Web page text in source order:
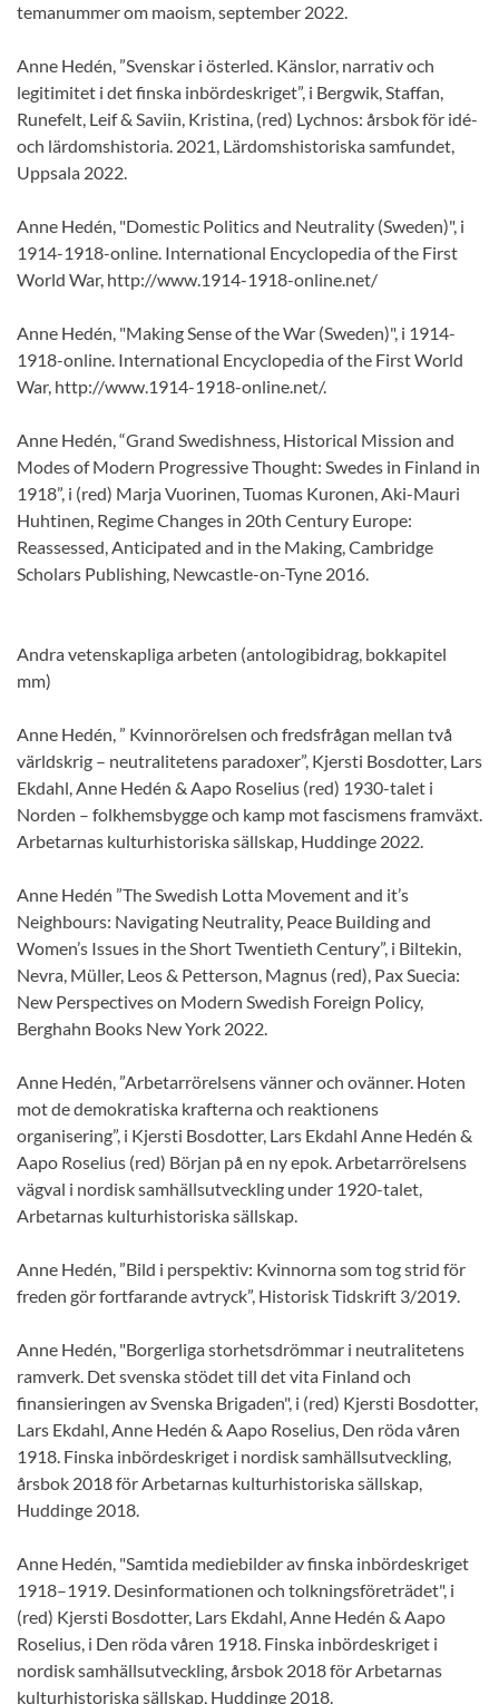
temanummer om maoism, september 2022.
Anne Hedén, ”Svenskar i österled. Känslor, narrativ och
legitimitet i det finska inbördeskriget”, i Bergwik, Staffan,
Runefelt, Leif & Saviin, Kristina, (red) Lychnos: årsbok för idé-
och lärdomshistoria. 2021, Lärdomshistoriska samfundet,
Uppsala 2022.
Anne Hedén, "Domestic Politics and Neutrality (Sweden)", i
1914-1918-online. International Encyclopedia of the First
World War, http://www.1914-1918-online.net/
Anne Hedén, "Making Sense of the War (Sweden)", i 1914-
1918-online. International Encyclopedia of the First World
War, http://www.1914-1918-online.net/.
Anne Hedén, “Grand Swedishness, Historical Mission and
Modes of Modern Progressive Thought: Swedes in Finland in
1918”, i (red) Marja Vuorinen, Tuomas Kuronen, Aki-Mauri
Huhtinen, Regime Changes in 20th Century Europe:
Reassessed, Anticipated and in the Making, Cambridge
Scholars Publishing, Newcastle-on-Tyne 2016.
Andra vetenskapliga arbeten (antologibidrag, bokkapitel
mm)
Anne Hedén, ” Kvinnorörelsen och fredsfrågan mellan två
världskrig – neutralitetens paradoxer”, Kjersti Bosdotter, Lars
Ekdahl, Anne Hedén & Aapo Roselius (red) 1930-talet i
Norden – folkhemsbygge och kamp mot fascismens framväxt.
Arbetarnas kulturhistoriska sällskap, Huddinge 2022.
Anne Hedén ”The Swedish Lotta Movement and it’s
Neighbours: Navigating Neutrality, Peace Building and
Women’s Issues in the Short Twentieth Century”, i Biltekin,
Nevra, Müller, Leos & Petterson, Magnus (red), Pax Suecia:
New Perspectives on Modern Swedish Foreign Policy,
Berghahn Books New York 2022.
Anne Hedén, ”Arbetarrörelsens vänner och ovänner. Hoten
mot de demokratiska krafterna och reaktionens
organisering”, i Kjersti Bosdotter, Lars Ekdahl Anne Hedén &
Aapo Roselius (red) Början på en ny epok. Arbetarrörelsens
vägval i nordisk samhällsutveckling under 1920-talet,
Arbetarnas kulturhistoriska sällskap.
Anne Hedén, ”Bild i perspektiv: Kvinnorna som tog strid för
freden gör fortfarande avtryck”, Historisk Tidskrift 3/2019.
Anne Hedén, "Borgerliga storhetsdrömmar i neutralitetens
ramverk. Det svenska stödet till det vita Finland och
finansieringen av Svenska Brigaden", i (red) Kjersti Bosdotter,
Lars Ekdahl, Anne Hedén & Aapo Roselius, Den röda våren
1918. Finska inbördeskriget i nordisk samhällsutveckling,
årsbok 2018 för Arbetarnas kulturhistoriska sällskap,
Huddinge 2018.
Anne Hedén, "Samtida mediebilder av finska inbördeskriget
1918–1919. Desinformationen och tolkningsföreträdet", i
(red) Kjersti Bosdotter, Lars Ekdahl, Anne Hedén & Aapo
Roselius, i Den röda våren 1918. Finska inbördeskriget i
nordisk samhällsutveckling, årsbok 2018 för Arbetarnas
kulturhistoriska sällskap, Huddinge 2018.